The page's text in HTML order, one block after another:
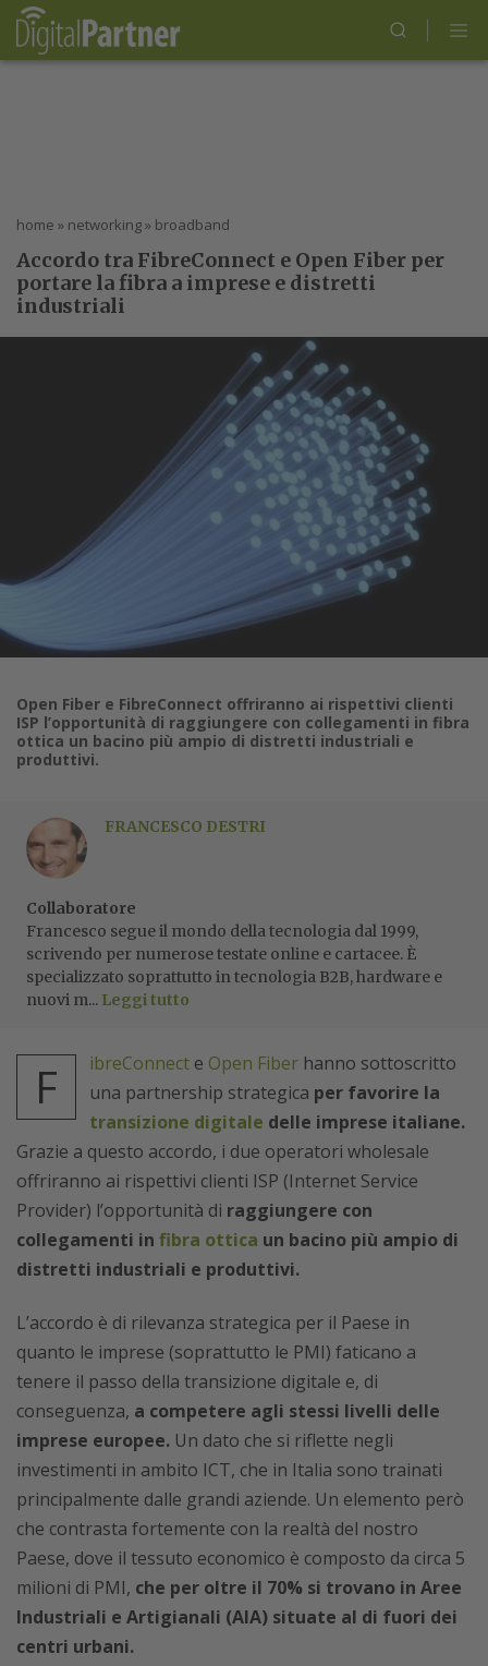
home » networking» broadband
Accordo tra FibreConnect e Open Fiber per
portare la fibra a imprese e distretti
industriali
Open Fiber e FibreConnect offriranno ai rispettivi clienti
ISP l’opportunità di raggiungere con collegamenti in fibra
ottica un bacino più ampio di distretti industriali e
produttivi.
FRANCESCO DESTRI
Collaboratore
Francesco segue il mondo della tecnologia dal 1999,
scrivendo per numerose testate online e cartacee. È
specializzato soprattutto in tecnologia B2B, hardware e
nuovi m... Leggi tutto
F ibreConnect e Open Fiber hanno sottoscritto
una partnership strategica per favorire la
transizione digitale delle imprese italiane.
Grazie a questo accordo, i due operatori wholesale
offriranno ai rispettivi clienti ISP (Internet Service
Provider) l’opportunità di raggiungere con
collegamenti in fibra ottica un bacino più ampio di
distretti industriali e produttivi.
L’accordo è di rilevanza strategica per il Paese in
quanto le imprese (soprattutto le PMI) faticano a
tenere il passo della transizione digitale e, di
conseguenza, a competere agli stessi livelli delle
imprese europee. Un dato che si riflette negli
investimenti in ambito ICT, che in Italia sono trainati
principalmente dalle grandi aziende. Un elemento però
che contrasta fortemente con la realtà del nostro
Paese, dove il tessuto economico è composto da circa 5
milioni di PMI, che per oltre il 70% si trovano in Aree
Industriali e Artigianali (AIA) situate al di fuori dei
centri urbani.